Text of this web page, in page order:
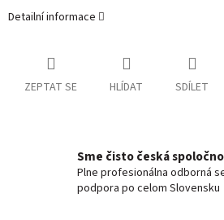
Detailní informace
ZEPTAT SE HLÍDAT SDÍLET
Sme čisto česká
Plne profesionálna odborná
podpora po celom Slovensku